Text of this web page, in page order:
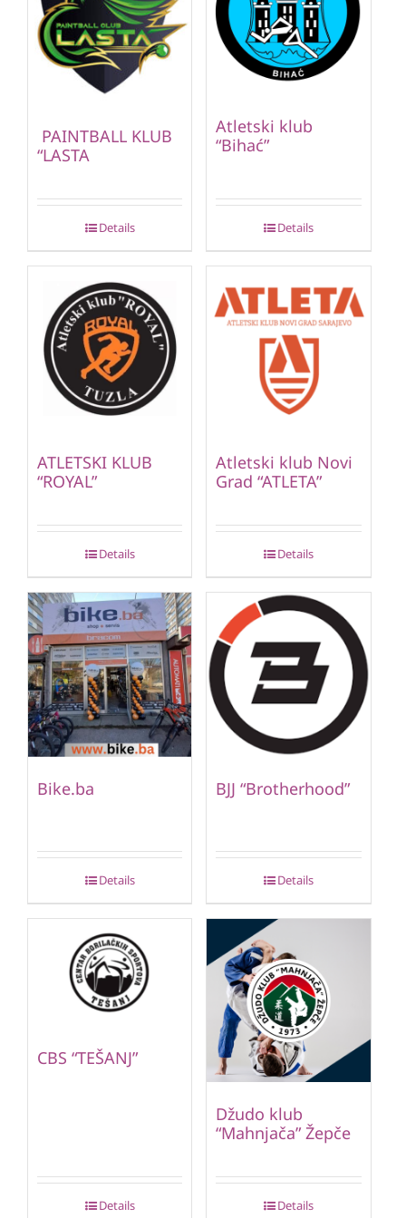
PAINTBALL KLUB
“LASTA
Details
Atletski klub
“Bihać”
Details
ATLETSKI KLUB
“ROYAL”
Details
Atletski klub Novi
Grad “ATLETA”
Details
Bike.ba
Details
BJJ “Brotherhood”
Details
CBS “TEŠANJ”
Details
Džudo klub
“Mahnjača” Žepče
Details